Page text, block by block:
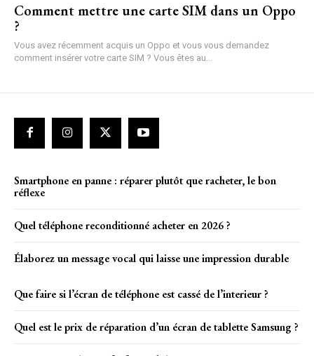
Comment mettre une carte SIM dans un Oppo
?
Vous avez récemment acquis un Oppo et vous vous demandez
comment insérer votre carte SIM ? Vous êtes au...
Smartphone en panne : réparer plutôt que racheter, le bon
réflexe
Quel téléphone reconditionné acheter en 2026 ?
Élaborez un message vocal qui laisse une impression durable
Que faire si l’écran de téléphone est cassé de l’interieur ?
Quel est le prix de réparation d’un écran de tablette Samsung ?